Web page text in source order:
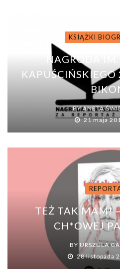
KSIĄŻKI
NAGRODA IM.
BYANETA
21 maja
TEŻ TAK MAM!
CH*OWEJ
BY URSZULA
28 listopada